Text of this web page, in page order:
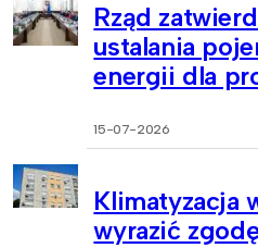
Rząd
ustalania
energii dla
15-07-2026
Klimatyzacja
wyrazić